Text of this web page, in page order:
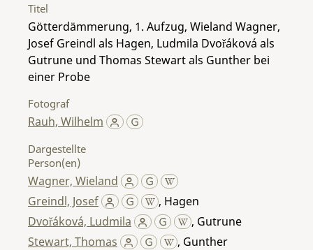
Titel
Götterdämmerung, 1. Aufzug, Wieland Wagner,
Josef Greindl als Hagen, Ludmila Dvořáková als
Gutrune und Thomas Stewart als Gunther bei
einer Probe
Fotograf
Rauh, Wilhelm
Dargestellte
Person(en)
Wagner, Wieland
Greindl, Josef
, Hagen
Dvořáková, Ludmila
, Gutrune
Stewart, Thomas
, Gunther